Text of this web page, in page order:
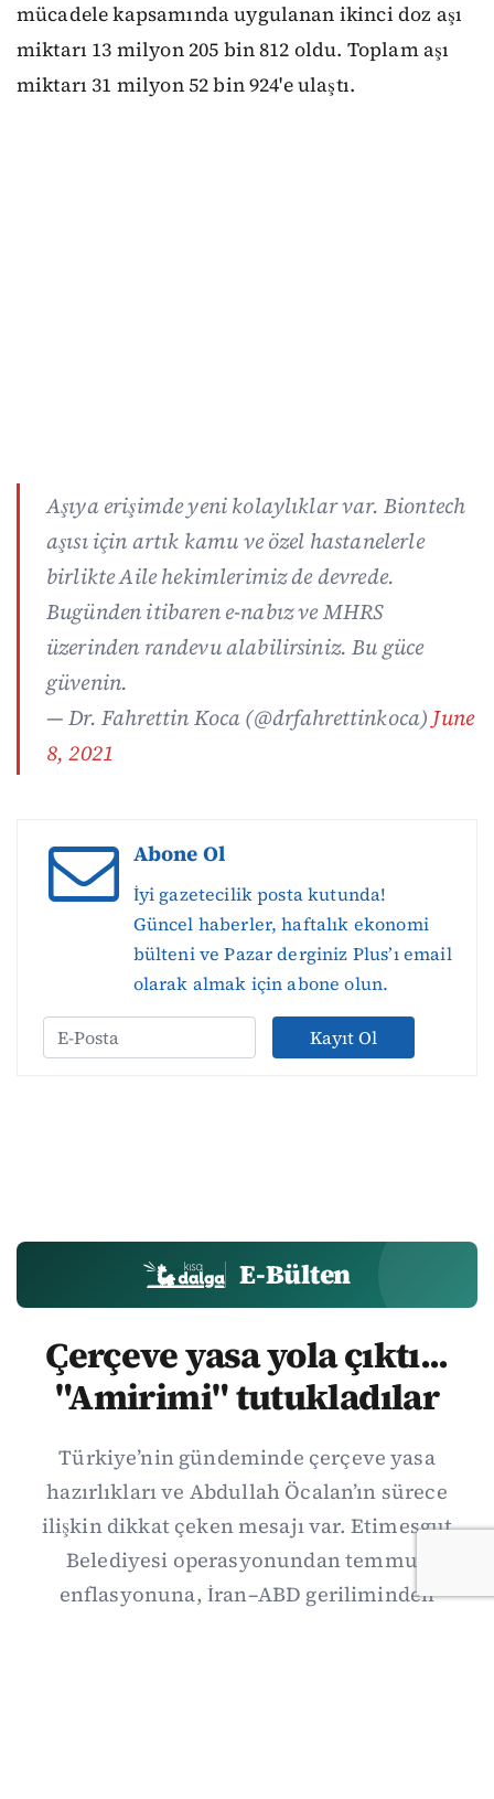
mücadele kapsamında uygulanan ikinci doz aşı
miktarı 13 milyon 205 bin 812 oldu. Toplam aşı
miktarı 31 milyon 52 bin 924'e ulaştı.
Aşıya erişimde yeni kolaylıklar var. Biontech
aşısı için artık kamu ve özel hastanelerle
birlikte Aile hekimlerimiz de devrede.
Bugünden itibaren e-nabız ve MHRS
üzerinden randevu alabilirsiniz. Bu güce
güvenin.
— Dr. Fahrettin Koca (@drfahrettinkoca) June
8, 2021
Abone Ol
İyi gazetecilik posta kutunda!
Güncel haberler, haftalık ekonomi
bülteni ve Pazar derginiz Plus’ı email
olarak almak için abone olun.
Kayıt Ol
E-Bülten
Çerçeve yasa yola çıktı...
"Amirimi" tutukladılar
Türkiye’nin gündeminde çerçeve yasa
hazırlıkları ve Abdullah Öcalan’ın sürece
ilişkin dikkat çeken mesajı var. Etimesgut
Belediyesi operasyonundan temmuz
enflasyonuna, İran–ABD geriliminden